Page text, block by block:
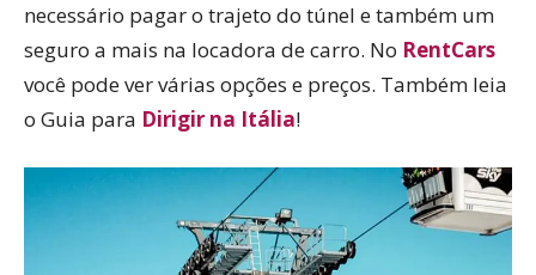
necessário pagar o trajeto do túnel e também um
seguro a mais na locadora de carro. No RentCars
você pode ver várias opções e preços. Também leia
o Guia para Dirigir na Itália!